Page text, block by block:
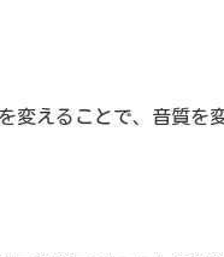
えることで、音質を